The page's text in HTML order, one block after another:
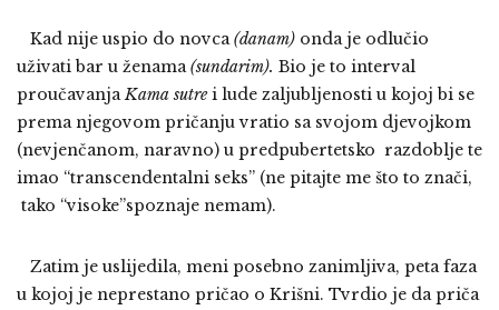
Kad nije uspio do novca(danam) onda je odlučio
uživati bar u ženama(sundarim). Bio je to interval
proučavanjaKama sutrei lude zaljubljenosti u kojoj bi se
prema njegovom pričanju vratio sa svojom djevojkom
(nevjenčanom, naravno) u predpubertetsko razdoblje te
imao “transcendentalni seks” (ne pitajte me što to znači,
tako “visoke”spoznaje nemam).
Zatim je uslijedila, meni posebno zanimljiva, peta faza
u kojoj je neprestano pričao o Krišni. Tvrdio je da priča